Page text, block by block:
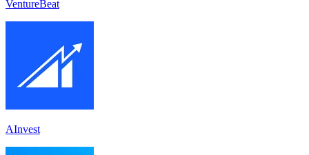
VentureBeat
AInvest